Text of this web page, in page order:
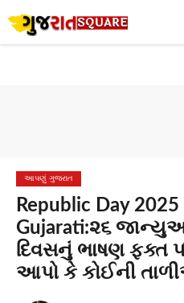
to
આપણું ગુજરાત
Republic Day
Gujarati:૨૬
દિવસનું ભાષણ ફક્ત
આપો કે કોઈની